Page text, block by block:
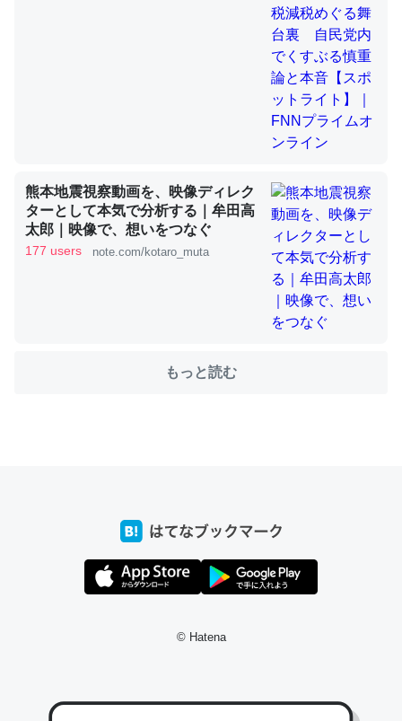
ウチもEchoを実家に置いて４年。でたまに覗いてる。ぼ
ちぼちRingも置こうかと画策中。あと、Googleマップで
位置情報を共有してる。電池残量や充電中かが分かるので
─たまにLINEするくらいだった遠方の父67歳と僕。ITツール導入で
ちょうど同じ理由でEcho Show 8を設定中でした。Prime
とかSpotifyを支払う孝行もできる。一生で親と会える残
り時間を日数にすると1週間とかの人が多いそうだけど、
─たまにLINEするくらいだった遠方の父67歳と僕。ITツール導入で
コミュニケーションが劇的に変化した｜tayorini by LIFULL介護
回線代ほとんどかからないですよ。参考：
https://toyoshi.hatenablog.com/entry/2019/05/15/1805
熊本地震視察動画を、映像ディレク
ターとして本気で分析する｜牟田高
太郎｜映像で、想いをつなぐ
177 users note.com/kotaro_muta
もっと読む
© Hatena